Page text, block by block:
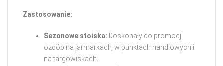
Zastosowanie:
Sezonowe stoiska: Doskonały do promocji
ozdób na jarmarkach, w punktach handlowych i
na targowiskach.